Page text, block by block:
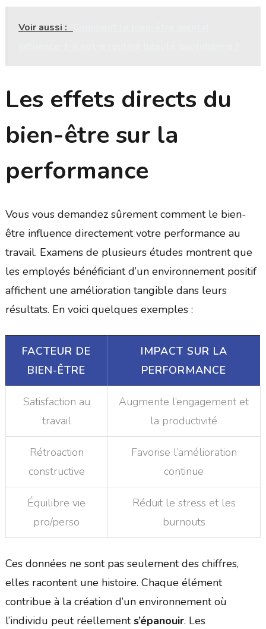
Voir aussi :
Les effets directs du
bien-être sur la
performance
Vous vous demandez sûrement comment le bien-
être influence directement votre performance au
travail. Examens de plusieurs études montrent que
les employés bénéficiant d’un environnement positif
affichent une amélioration tangible dans leurs
résultats. En voici quelques exemples :
FACTEUR DE
BIEN-ÊTRE
IMPACT SUR LA
PERFORMANCE
Satisfaction au
travail
Augmente l’engagement et
la productivité
Rétroaction
constructive
Favorise l’amélioration
continue
Équilibre vie
pro/perso
Réduit le stress et les
burnouts
Ces données ne sont pas seulement des chiffres,
elles racontent une histoire. Chaque élément
contribue à la création d’un environnement où
l’individu peut réellements’épanouir. Les